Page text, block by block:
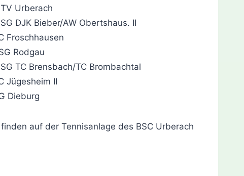
Urberach
DJK Bieber/AW Obertshaus. II
Froschhausen
Rodgau
TC Brensbach/TC Brombachtal
Jügesheim II
Dieburg
auf der Tennisanlage des BSC Urberach